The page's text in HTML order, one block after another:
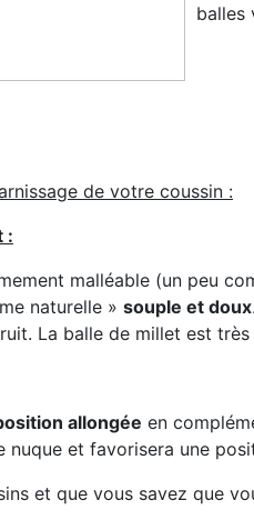
balles
de votre coussin :
:
malléable (un peu
naturelle » souple et doux
La balle de millet est
allongée en
et favorisera une
et que vous savez que